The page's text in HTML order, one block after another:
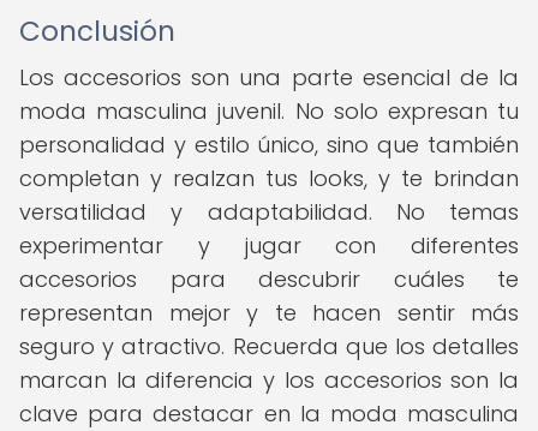
Conclusión
Los accesorios son una parte esencial de la
moda masculina juvenil. No solo expresan tu
personalidad y estilo único, sino que también
completan y realzan tus looks, y te brindan
versatilidad y adaptabilidad. No temas
experimentar y jugar con diferentes
accesorios para descubrir cuáles te
representan mejor y te hacen sentir más
seguro y atractivo. Recuerda que los detalles
marcan la diferencia y los accesorios son la
clave para destacar en la moda masculina